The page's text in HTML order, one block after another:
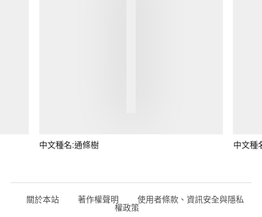
中文種名:通條樹 中文種
關於本站 著作權聲明 使用者條款、資訊安全與隱私
權政策